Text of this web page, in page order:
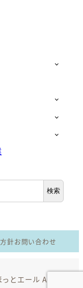
検索
針お問い合わせ
とエール All